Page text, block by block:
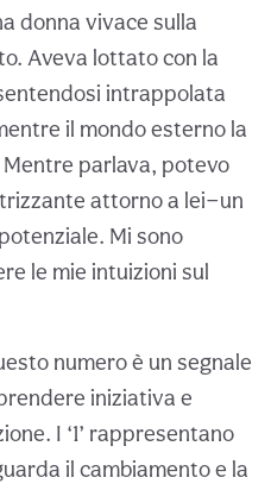
donna vivace sulla
Aveva lottato con la
intrappolata
il mondo esterno la
parlava, potevo
attorno a lei—un
Mi sono
le mie intuizioni sul
numero è un segnale
iniziativa e
I ‘1’ rappresentano
il cambiamento e la